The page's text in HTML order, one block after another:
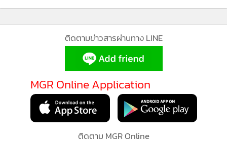
ยอดนิยม
อ่านเพิ่มเติม
MGR Online ใช้คุกกี้ (Cookies)
MGR Online ใช้คุกกี้ เพื่อจัดการข้อมูลส่วนบุคคลเพื่อนำเ
ประสบการณ์คอนเทนต์ที่ดีที่สุดให้กับผู้อ่านบนเว็บไซต์ แ
แอพพลิเคชั่นเงื่อนไขการใช้งานเว็บไซต์และ
นโยบายสิท
ส่วนบุคคล